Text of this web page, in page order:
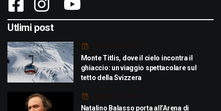
Utlimi post
Luglio 29, 2026
Monte Titlis, dove il cielo incontra il
ghiaccio: un viaggio spettacolare sul
tetto della Svizzera
Luglio 21, 2026
Natalino Balasso porta all’Arena di